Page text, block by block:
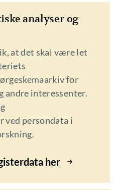
analyser og
at det skal være let
for
andre interessenter.
ved persondata i
her